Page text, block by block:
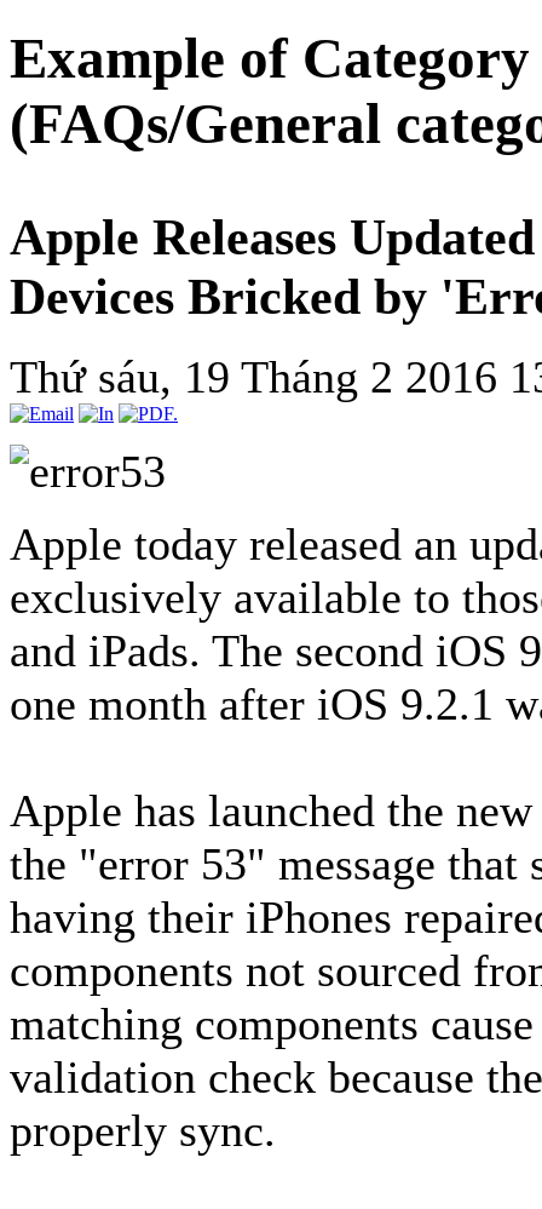
Example of
(FAQs/General
Apple Releases
Devices Bricked by
Thứ sáu, 19 Tháng 2 2016
Apple today released an
exclusively available to
and iPads. The second iOS
one month after iOS 9.2.1
Apple has launched the
the "error 53" message that
having their iPhones
components not sourced
matching components
validation check because
properly sync.